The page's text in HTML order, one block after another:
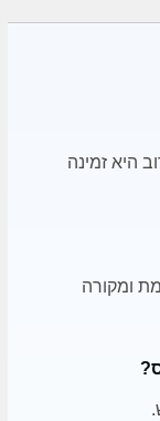
היא זמינה
ומקורה